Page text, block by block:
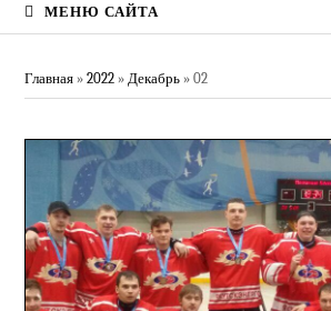
МЕНЮ САЙТА
Главная »2022 » Декабрь » 02